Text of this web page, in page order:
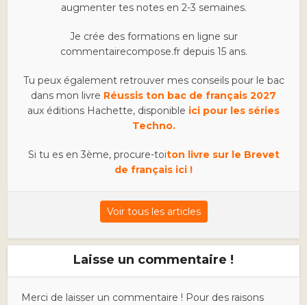
augmenter tes notes en 2-3 semaines.
Je crée des formations en ligne sur
commentairecompose.fr depuis 15 ans.
Tu peux également retrouver mes conseils pour le bac
dans mon livre Réussis ton bac de français 2027
aux éditions Hachette, disponible ici pour les séries
Techno.
Si tu es en 3ème, procure-toiton livre sur le Brevet
de français ici !
Voir tous les articles
Laisse un commentaire !
Merci de laisser un commentaire ! Pour des raisons